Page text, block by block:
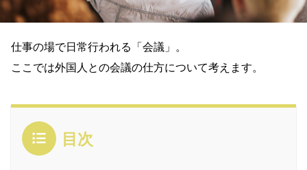
仕事の場で日常行われる「会議」。
ここでは外国人との会議の仕方について考えます。
目次